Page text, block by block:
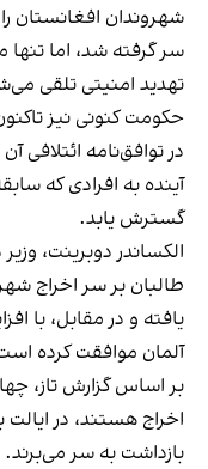
سر گرفته شد، اما
تهدید امنیتی تلقی
حکومت کنونی نیز
در توافق‌نامه ائتلافی
آینده به افرادی که
گسترش یابد.
الکساندر دوبرینت،
طالبان بر سر اخراج
یافته و در مقابل، با
آلمان موافقت کرده
بر اساس گزارش تاز،
اخراج هستند، در
بازداشت به سر